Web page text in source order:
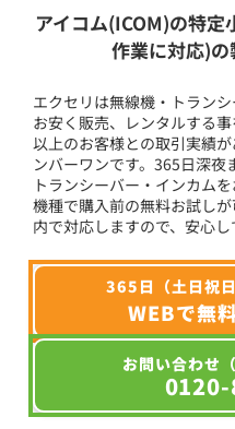
アイコム(ICOM)の特
作業に対応)
エクセリは無線機・トラン
お安く販売、レンタルする
以上のお客様との取引実績
ンバーワンです。365日深夜
トランシーバー・インカム
機種で購入前の無料お試し
内で対応しますので、安心し
365日（土日祝
WEBで無
お問い合わせ